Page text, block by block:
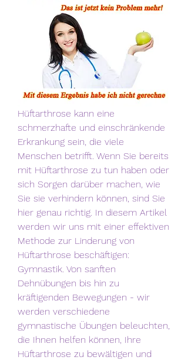
Hüftarthrose kann eine
schmerzhafte und einschränkende
Erkrankung sein, die viele
Menschen betrifft. Wenn Sie bereits
mit Hüftarthrose zu tun haben oder
sich Sorgen darüber machen, wie
Sie sie verhindern können, sind Sie
hier genau richtig. In diesem Artikel
werden wir uns mit einer effektiven
Methode zur Linderung von
Hüftarthrose beschäftigen:
Gymnastik. Von sanften
Dehnübungen bis hin zu
kräftigenden Bewegungen - wir
werden verschiedene
gymnastische Übungen beleuchten,
die Ihnen helfen können, Ihre
Hüftarthrose zu bewältigen und